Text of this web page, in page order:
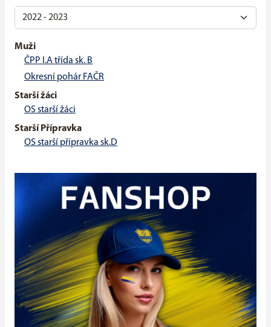
Muži
ČPP I.A třída sk. B
Okresní pohár FAČR
Starší žáci
OS starší žáci
Starší Přípravka
OS starší přípravka sk.D